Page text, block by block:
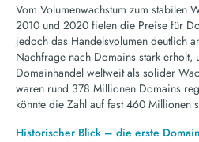
Vom Volumenwachstum zum stabilen
2010 und 2020 fielen die Preise für
jedoch das Handelsvolumen deutlich
Nachfrage nach Domains stark erholt,
Domainhandel weltweit als solider
waren rund 378 Millionen Domains
könnte die Zahl auf fast 460 Millionen
Historischer Blick – die erste Domain